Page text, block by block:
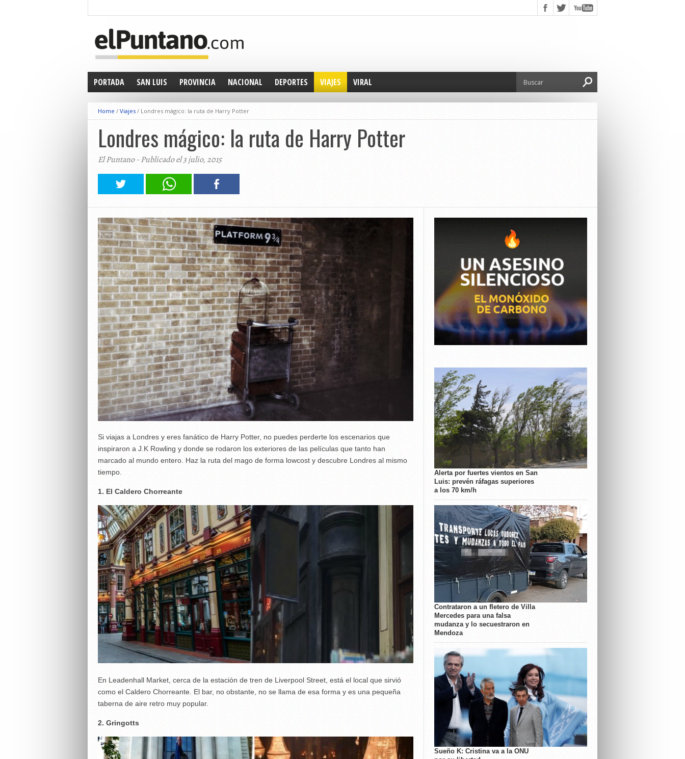
PORTADA SAN LUIS PROVINCIA NACIONAL DEPORTES VIAJES VIRAL
Home / Viajes / Londres mágico: la ruta de Harry Potter
Londres mágico: la ruta de Harry Potter
El Puntano - Publicado el 3 julio, 2015
Si viajas a Londres y eres fanático de Harry Potter, no puedes perderte los escenarios que
inspiraron a J.K Rowling y donde se rodaron los exteriores de las películas que tanto han
marcado al mundo entero. Haz la ruta del mago de forma lowcost y descubre Londres al mismo
tiempo.
1. El Caldero Chorreante
En Leadenhall Market, cerca de la estación de tren de Liverpool Street, está el local que sirvió
como el Caldero Chorreante. El bar, no obstante, no se llama de esa forma y es una pequeña
taberna de aire retro muy popular.
2. Gringotts
Alerta por fuertes vientos en San
Luis: prevén ráfagas superiores
a los 70 km/h
Contrataron a un fletero de Villa
Mercedes para una falsa
mudanza y lo secuestraron en
Mendoza
Sueño K: Cristina va a la ONU